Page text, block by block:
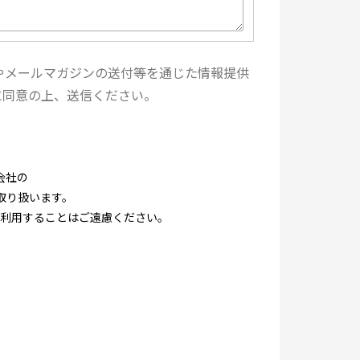
ールマガジンの送付等を通じた情報提供
意の上、送信ください。
社の
扱います。
することはご遠慮ください。